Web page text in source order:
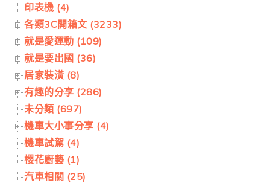
印表機 (4)
各類3C開箱文 (3233)
就是愛運動 (109)
就是要出國 (36)
居家裝潢 (8)
有趣的分享 (286)
未分類 (697)
機車大小事分享 (4)
機車試駕 (4)
櫻花廚藝 (1)
汽車相關 (25)